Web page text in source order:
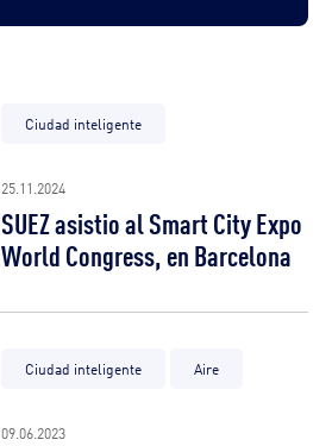
Ciudad inteligente
25.11.2024
SUEZ asistio al Smart City Expo
World Congress, en Barcelona
Ciudad inteligente Aire
09.06.2023